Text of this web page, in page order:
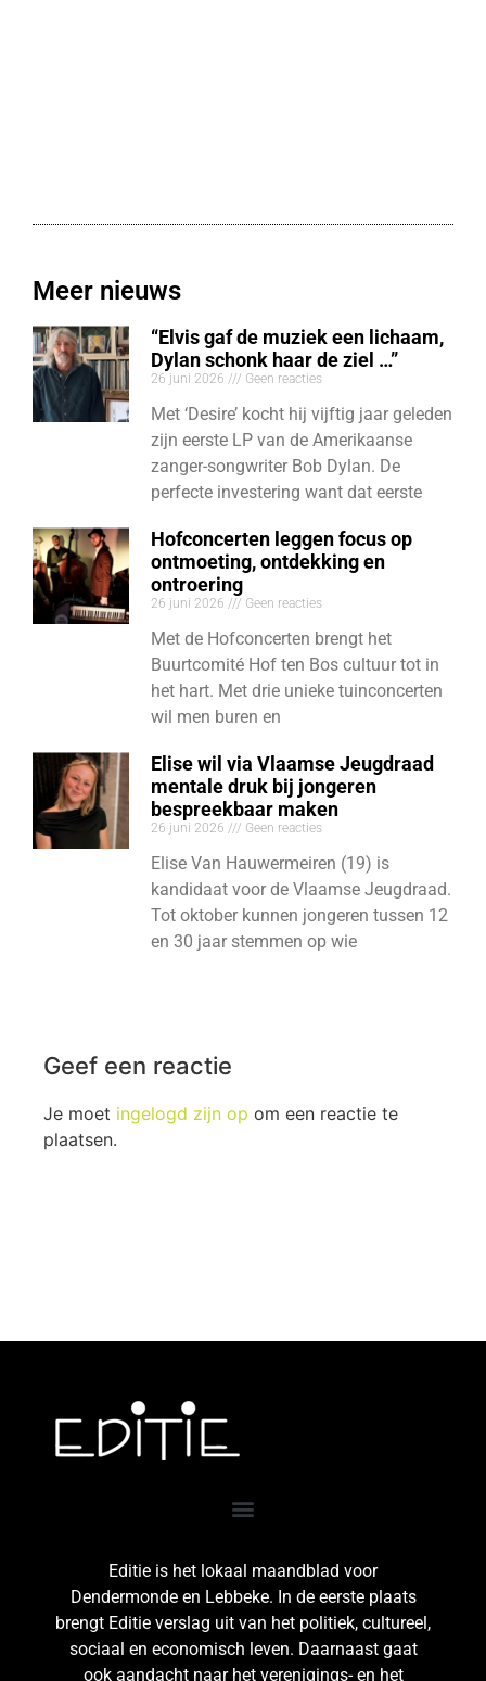
Meer nieuws
“Elvis gaf de muziek een lichaam,
Dylan schonk haar de ziel …”
26 juni 2026 Geen reacties
Met ‘Desire’ kocht hij vijftig jaar geleden
zijn eerste LP van de Amerikaanse
zanger-songwriter Bob Dylan. De
perfecte investering want dat eerste
Hofconcerten leggen focus op
ontmoeting, ontdekking en
ontroering
26 juni 2026 Geen reacties
Met de Hofconcerten brengt het
Buurtcomité Hof ten Bos cultuur tot in
het hart. Met drie unieke tuinconcerten
wil men buren en
Elise wil via Vlaamse Jeugdraad
mentale druk bij jongeren
bespreekbaar maken
26 juni 2026 Geen reacties
Elise Van Hauwermeiren (19) is
kandidaat voor de Vlaamse Jeugdraad.
Tot oktober kunnen jongeren tussen 12
en 30 jaar stemmen op wie
Geef een reactie
Je moet ingelogd zijn op om een reactie te
plaatsen.
Editie is het lokaal maandblad voor
Dendermonde en Lebbeke. In de eerste plaats
brengt Editie verslag uit van het politiek, cultureel,
sociaal en economisch leven. Daarnaast gaat
ook aandacht naar het verenigings- en het